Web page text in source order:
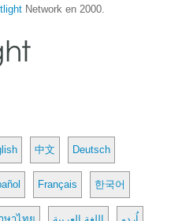
Network en 2000.
中文 Deutsch
Français 한국어